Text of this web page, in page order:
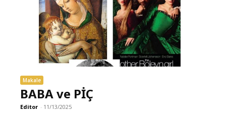
Makale
BABA ve PİÇ
Editor - 11/13/2025